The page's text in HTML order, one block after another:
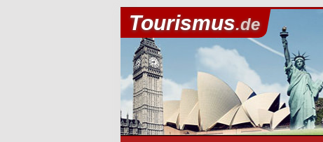
Tourismus.de